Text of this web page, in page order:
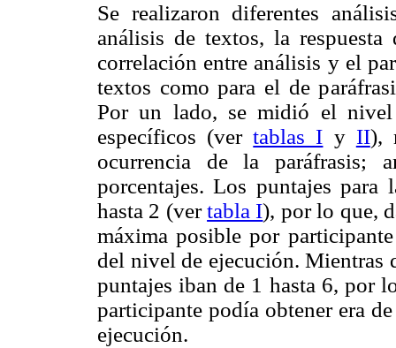
Se realizaron diferentes
análisis de textos, la
correlación entre análisis y el
textos como para el de
Por un lado, se midió el nivel
específicos (vertablas I y II),
ocurrencia de la paráfrasis;
porcentajes. Los puntajes
hasta 2 (vertabla I), por lo que,
máxima posible por
del nivel de ejecución. Mientras
puntajes iban de 1 hasta 6, por
participante podía obtener era
ejecución.